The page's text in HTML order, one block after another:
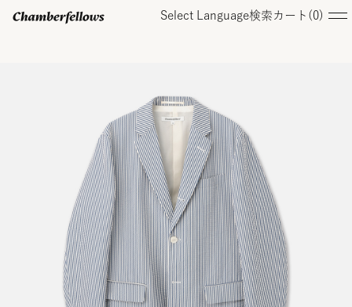
Select Language検索 カート( 0)
オンラインストア
コレクション